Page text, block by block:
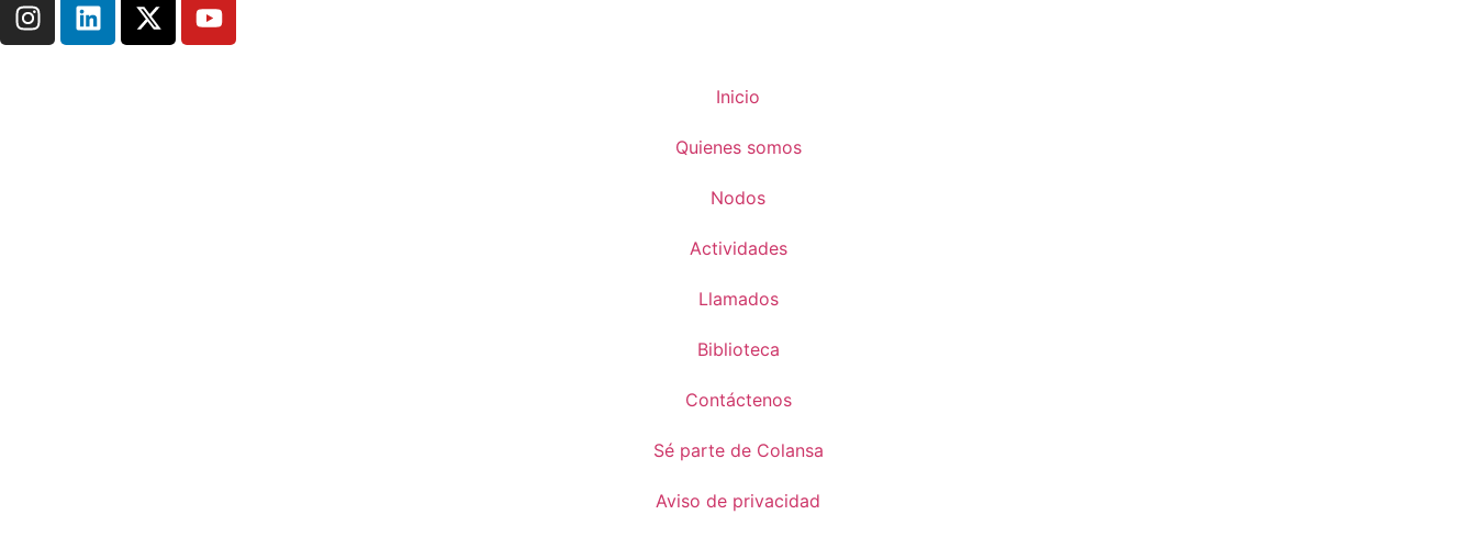
Inicio
Quienes somos
Nodos
Actividades
Llamados
Biblioteca
Contáctenos
Sé parte de Colansa
Aviso de privacidad